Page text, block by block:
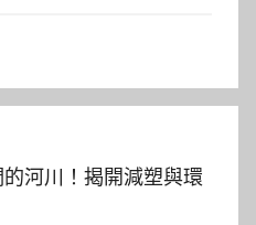
河川！揭開減塑與環